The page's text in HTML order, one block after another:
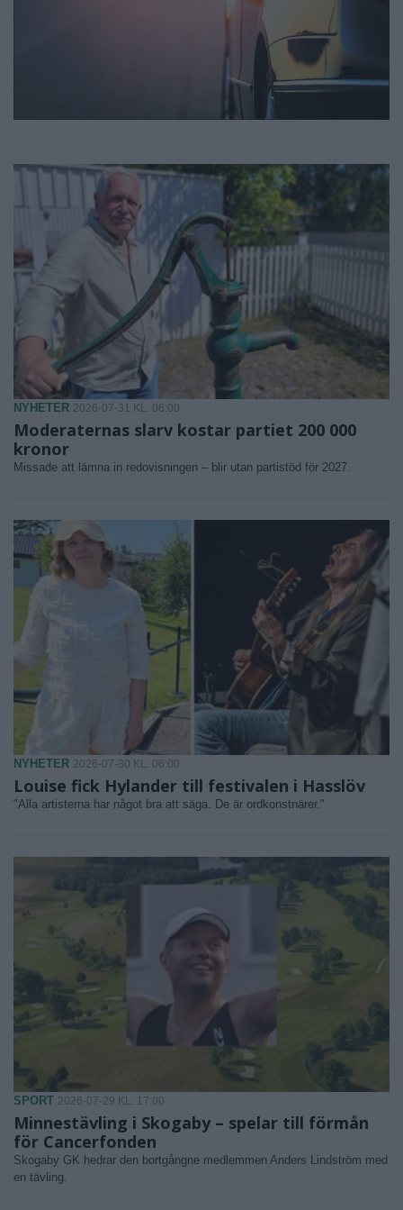
NYHETER 2026-07-31 KL. 06:00
Moderaternas slarv kostar partiet 200 000
kronor
Missade att lämna in redovisningen – blir utan partistöd för 2027.
NYHETER 2026-07-30 KL. 06:00
Louise fick Hylander till festivalen i Hasslöv
"Alla artisterna har något bra att säga. De är ordkonstnärer."
SPORT 2026-07-29 KL. 17:00
Minnestävling i Skogaby – spelar till förmån
för Cancerfonden
Skogaby GK hedrar den bortgångne medlemmen Anders Lindström med
en tävling.